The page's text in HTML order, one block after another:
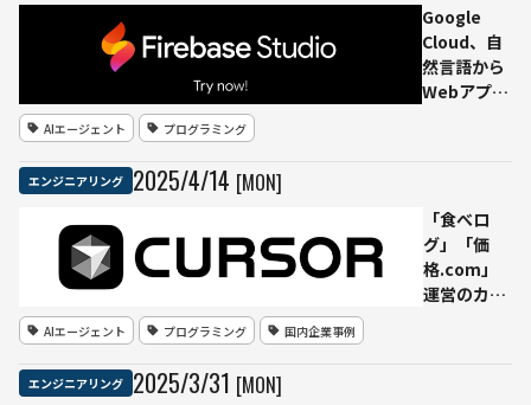
──ター
ミナル操
作をAIが
支援
Google
Cloud、自
然言語から
Webアプリ
Studio」を
発表
AIエージェント プログラミング
エンジニアリング 2025/4/14 [MON]
「食べロ
グ」「価
格.com」
運営のカカ
AIエージェント プログラミング 国内企業事例
エンジニアリング 2025/3/31 [MON]